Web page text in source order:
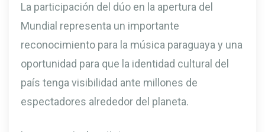
La participación del dúo en la apertura del
Mundial representa un importante
reconocimiento para la música paraguaya y una
oportunidad para que la identidad cultural del
país tenga visibilidad ante millones de
espectadores alrededor del planeta.